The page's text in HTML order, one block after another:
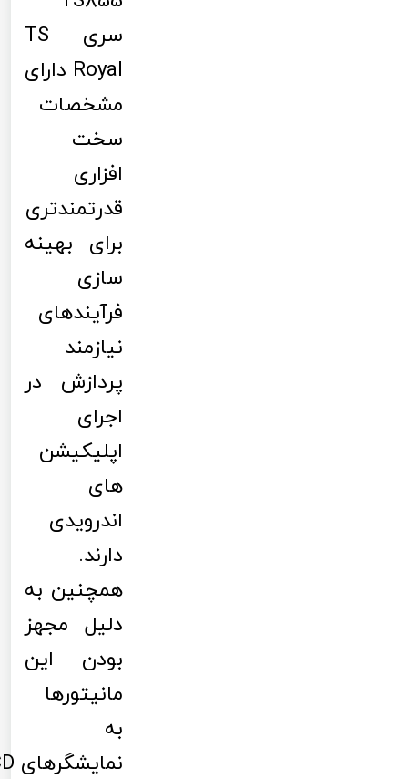
سری TS
Royal دارای
مشخصات
سخت
افزاری
قدرتمندتری
برای بهینه
سازی
فرآیندهای
نیازمند
پردازش در
اجرای
اپلیکیشن
های
اندرویدی
دارند.
همچنین به
دلیل مجهز
بودن این
مانیتورها
به